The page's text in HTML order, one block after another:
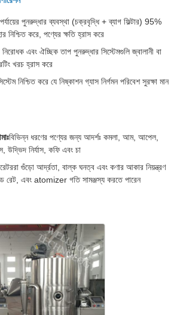
পুনরুদ্ধার ব্যবস্থা (চক্রবৃদ্ধি + ব্যাগ ফিল্টার) 95%
নিশ্চিত করে, পণ্যের ক্ষতি হ্রাস করে
এবং ঐচ্ছিক তাপ পুনরুদ্ধার সিস্টেমগুলি জ্বালানী বা
খরচ হ্রাস করে
নিশ্চিত করে যে নিষ্কাশন গ্যাস নির্গমন পরিবেশ সুরক্ষা মান
বিভিন্ন ধরণের পণ্যের জন্য আদর্শঃ কমলা, আম, আপেল,
নির্যাস, কফি এবং চা
গুঁড়ো আর্দ্রতা, বাল্ক ঘনত্ব এবং কণার আকার নিয়ন্ত্রণ
রেট, এবং atomizer গতি সামঞ্জস্য করতে পারেন